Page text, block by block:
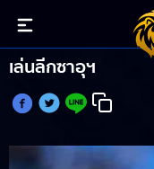
เฮนเดอร์สัน โพสต์
เล่นลีกซาอุฯ